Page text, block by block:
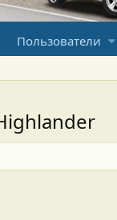
Пользователи